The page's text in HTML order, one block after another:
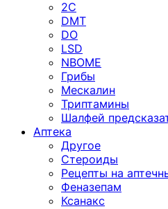
2C
DMT
DO
LSD
NBOME
Грибы
Мескалин
Триптамины
Шалфей
Аптека
Другое
Стероиды
Рецепты на
Феназепам
Ксанакс